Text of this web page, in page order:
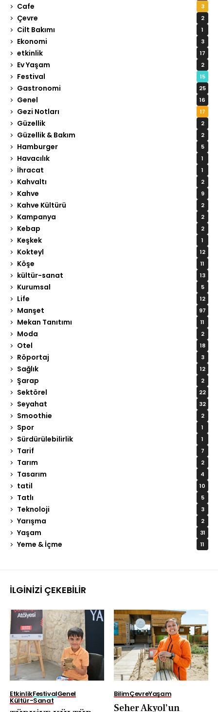
Cafe 3
Çevre 2
Cilt Bakımı 1
Ekonomi 3
etkinlik 17
Ev Yaşam 2
Festival 15
Gastronomi 25
Genel 16
Gezi Notları 17
Güzellik 2
Güzellik & Bakım 2
Hamburger 5
Havacılık 1
İhracat 1
Kahvaltı 2
Kahve 9
Kahve Kültürü 2
Kampanya 2
Kebap 2
Keşkek 1
Kokteyl 12
Köşe 11
kültür-sanat 13
Kurumsal 5
Life 12
Manşet 97
Mekan Tanıtımı 11
Moda 2
Otel 18
Röportaj 3
Sağlık 12
Şarap 2
Sektörel 22
Seyahat 32
Smoothie 2
Spor 1
Sürdürülebilirlik 1
Tarif 7
Tarım 2
Tasarım 4
tatil 10
Tatlı 5
Teknoloji 3
Yarışma 2
Yaşam 31
Yeme & İçme 11
İLGINIZI ÇEKEBILIR
EtkinlikFestivalGenel
Kültür-Sanat
BilimÇevreYaşam
Seher Akyol’un